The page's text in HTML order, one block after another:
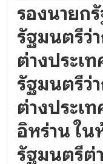
รองนายก
รัฐมนตรีว่
ต่างประเ
รัฐมนตรีว่
ต่างประเ
อิหร่าน ใน
รัฐมนตรีต่